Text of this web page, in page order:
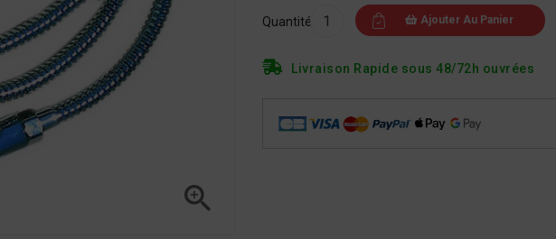

Quantité Ajouter Au Panier
Livraison Rapide sous 48/72h ouvrées